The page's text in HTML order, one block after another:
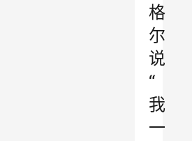
格
尔
说
“
我
一